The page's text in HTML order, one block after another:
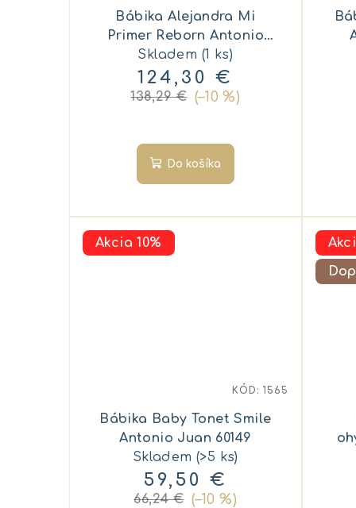
Bábika Alejandra Mi
Primer Reborn Antonio
Juan 81396
Skladem (1 ks)
124,30 €
138,29 € (–10 %)
Do košíka
Akcia 10%
Bábika Baby Tonet Smile
Antonio Juan 60149
Skladem (>5 ks)
59,50 €
66,24 € (–10 %)
KÓD:1565